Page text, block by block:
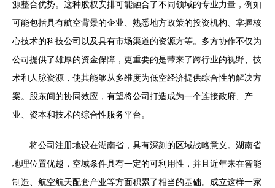
源整合优势。这种股权安排可能融合了不同领域的专业力量，例如
可能包括具有航空背景的企业、熟悉地方政策的投资机构、掌握核
心技术的科技公司以及具有市场渠道的资源方等。多方协作不仅为
公司提供了雄厚的资金保障，更重要的是带来了跨行业的视野、技
术和人脉资源，使其能够从多维度为低空经济提供综合性的解决方
案。股东间的协同效应，有望将公司打造成为一个连接政府、产
业、资本和技术的综合性服务平台。
将公司注册地设在湖南省，具有深刻的区域战略意义。湖南省
地理位置优越，空域条件具有一定的可利用性，并且近年来在智能
制造、航空航天配套产业等方面积累了相当的基础。成立这样一家